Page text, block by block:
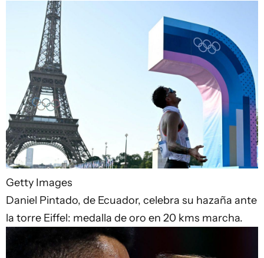
Getty Images
Daniel Pintado, de Ecuador, celebra su hazaña ante
la torre Eiffel: medalla de oro en 20 kms marcha.